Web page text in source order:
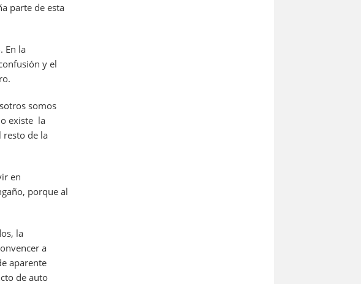
parte de esta
En la
y el
somos
existe la
resto de la
en
porque al
la
a
aparente
de auto